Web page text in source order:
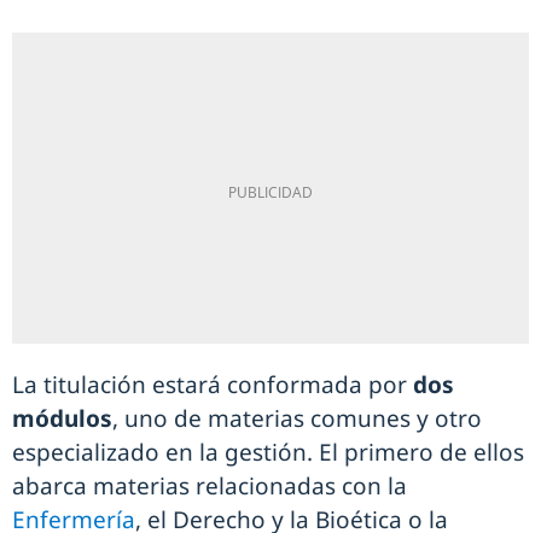
La titulación estará conformada por dos
módulos, uno de materias comunes y otro
especializado en la gestión. El primero de ellos
abarca materias relacionadas con la
Enfermería, el Derecho y la Bioética o la